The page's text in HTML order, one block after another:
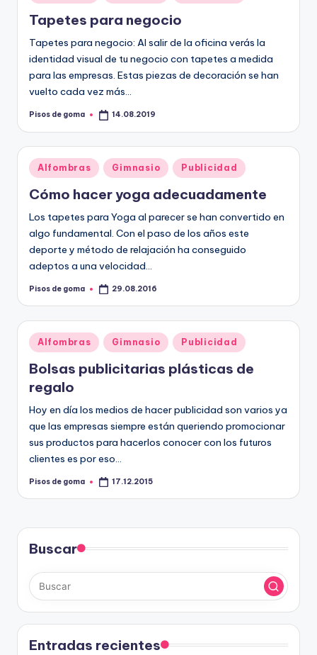
en
Tapetes para negocio
Tapetes para negocio: Al salir de la oficina verás la
identidad visual de tu negocio con tapetes a medida
para las empresas. Estas piezas de decoración se han
vuelto cada vez más…
Publicado
Pisos de goma 14.08.2019
Publicado
en
Alfombras Gimnasio Publicidad
Cómo hacer yoga adecuadamente
Los tapetes para Yoga al parecer se han convertido en
algo fundamental. Con el paso de los años este
deporte y método de relajación ha conseguido
adeptos a una velocidad…
Publicado
Pisos de goma 29.08.2016
Publicado
en
Alfombras Gimnasio Publicidad
Bolsas publicitarias plásticas de
regalo
Hoy en día los medios de hacer publicidad son varios ya
que las empresas siempre están queriendo promocionar
sus productos para hacerlos conocer con los futuros
clientes es por eso…
Publicado
Pisos de goma 17.12.2015
Buscar
Entradas recientes